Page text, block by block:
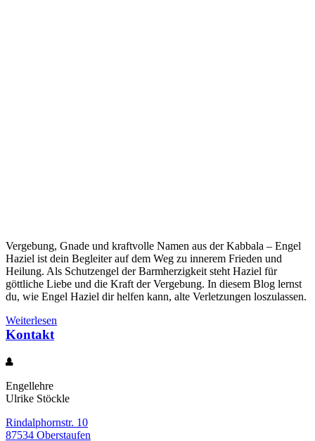
Vergebung, Gnade und kraftvolle Namen aus der Kabbala – Engel
Haziel ist dein Begleiter auf dem Weg zu innerem Frieden und
Heilung. Als Schutzengel der Barmherzigkeit steht Haziel für
göttliche Liebe und die Kraft der Vergebung. In diesem Blog lernst
du, wie Engel Haziel dir helfen kann, alte Verletzungen loszulassen.
Weiterlesen
Kontakt
Engellehre
Ulrike Stöckle
Rindalphornstr. 10
87534 Oberstaufen